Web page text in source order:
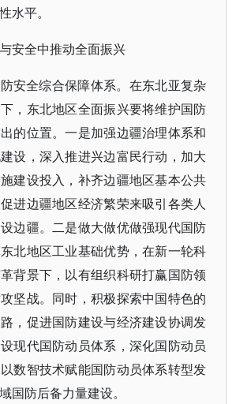
水平。
安全中推动全面振兴
安全综合保障体系。在东北亚复杂
，东北地区全面振兴要将维护国防
的位置。一是加强边疆治理体系和
设，深入推进兴边富民行动，加大
建设投入，补齐边疆地区基本公共
进边疆地区经济繁荣来吸引各类人
边疆。二是做大做优做强现代国防
北地区工业基础优势，在新一轮科
背景下，以有组织科研打赢国防领
坚战。同时，积极探索中国特色的
，促进国防建设与经济建设协调发
现代国防动员体系，深化国防动员
数智技术赋能国防动员体系转型发
国防后备力量建设。